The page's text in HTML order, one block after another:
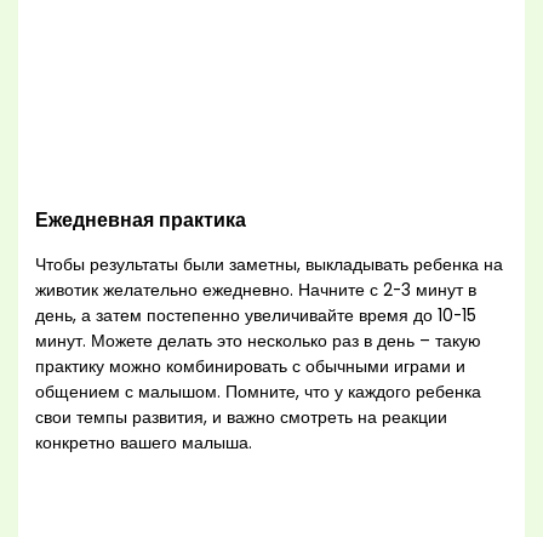
Ежедневная практика
Чтобы результаты были заметны, выкладывать ребенка на
животик желательно ежедневно. Начните с 2-3 минут в
день, а затем постепенно увеличивайте время до 10-15
минут. Можете делать это несколько раз в день – такую
практику можно комбинировать с обычными играми и
общением с малышом. Помните, что у каждого ребенка
свои темпы развития, и важно смотреть на реакции
конкретно вашего малыша.